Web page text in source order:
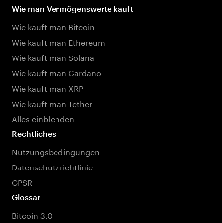
Wie man Vermögenswerte kauft
Wie kauft man Bitcoin
Wie kauft man Ethereum
Wie kauft man Solana
Wie kauft man Cardano
Wie kauft man XRP
Wie kauft man Tether
Alles einblenden
Rechtliches
Nutzungsbedingungen
Datenschutzrichtlinie
GPSR
Glossar
Bitcoin 3.0